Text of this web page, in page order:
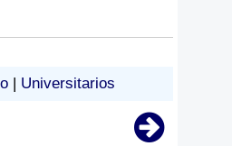
Universitarios